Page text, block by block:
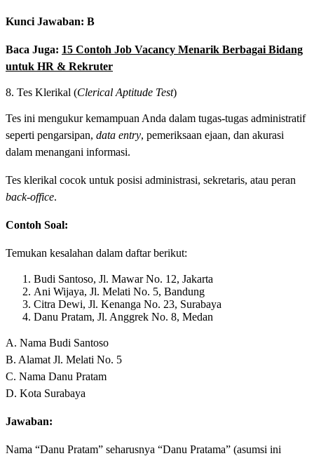
Kunci Jawaban: B
Baca Juga: 15 Contoh Job Vacancy Menarik Berbagai Bidang
untuk HR & Rekruter
8. Tes Klerikal (Clerical Aptitude Test)
Tes ini mengukur kemampuan Anda dalam tugas-tugas administratif
seperti pengarsipan, data entry, pemeriksaan ejaan, dan akurasi
dalam menangani informasi.
Tes klerikal cocok untuk posisi administrasi, sekretaris, atau peran
back-office.
Contoh Soal:
Temukan kesalahan dalam daftar berikut:
Budi Santoso, Jl. Mawar No. 12, Jakarta
Ani Wijaya, Jl. Melati No. 5, Bandung
Citra Dewi, Jl. Kenanga No. 23, Surabaya
Danu Pratam, Jl. Anggrek No. 8, Medan
A. Nama Budi Santoso
B. Alamat Jl. Melati No. 5
C. Nama Danu Pratam
D. Kota Surabaya
Jawaban:
Nama “Danu Pratam” seharusnya “Danu Pratama” (asumsi ini